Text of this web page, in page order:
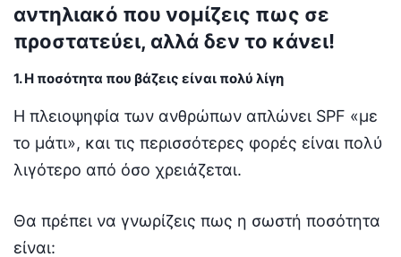
αντηλιακό που νομίζεις πως σε
προστατεύει, αλλά δεν το κάνει!
1. Η ποσότητα που βάζεις είναι πολύ λίγη
Η πλειοψηφία των ανθρώπων απλώνει SPF «με
το μάτι», και τις περισσότερες φορές είναι πολύ
λιγότερο από όσο χρειάζεται.
Θα πρέπει να γνωρίζεις πως η σωστή ποσότητα
είναι: